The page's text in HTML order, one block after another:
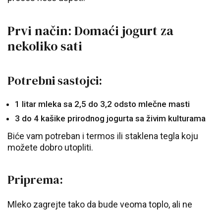
Prvi način: Domaći jogurt za
nekoliko sati
Potrebni sastojci:
1 litar mleka sa 2,5 do 3,2 odsto mlečne masti
3 do 4 kašike prirodnog jogurta sa živim kulturama
Biće vam potreban i termos ili staklena tegla koju
možete dobro utopliti.
Priprema:
Mleko zagrejte tako da bude veoma toplo, ali ne